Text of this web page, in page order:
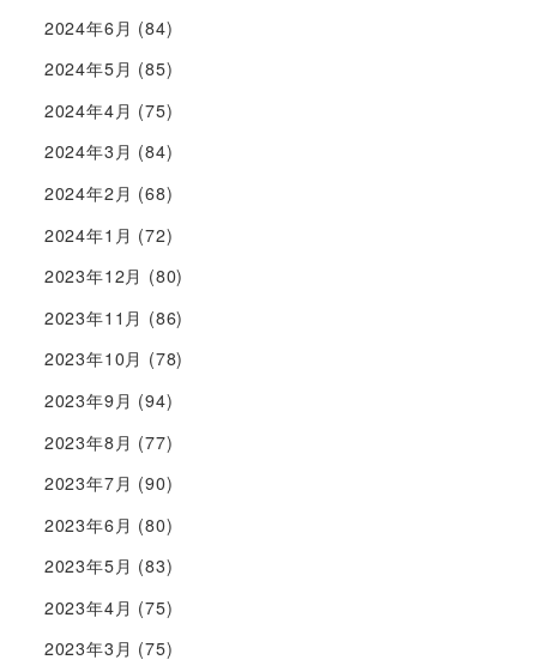
2024年6月 (84)
2024年5月 (85)
2024年4月 (75)
2024年3月 (84)
2024年2月 (68)
2024年1月 (72)
2023年12月 (80)
2023年11月 (86)
2023年10月 (78)
2023年9月 (94)
2023年8月 (77)
2023年7月 (90)
2023年6月 (80)
2023年5月 (83)
2023年4月 (75)
2023年3月 (75)